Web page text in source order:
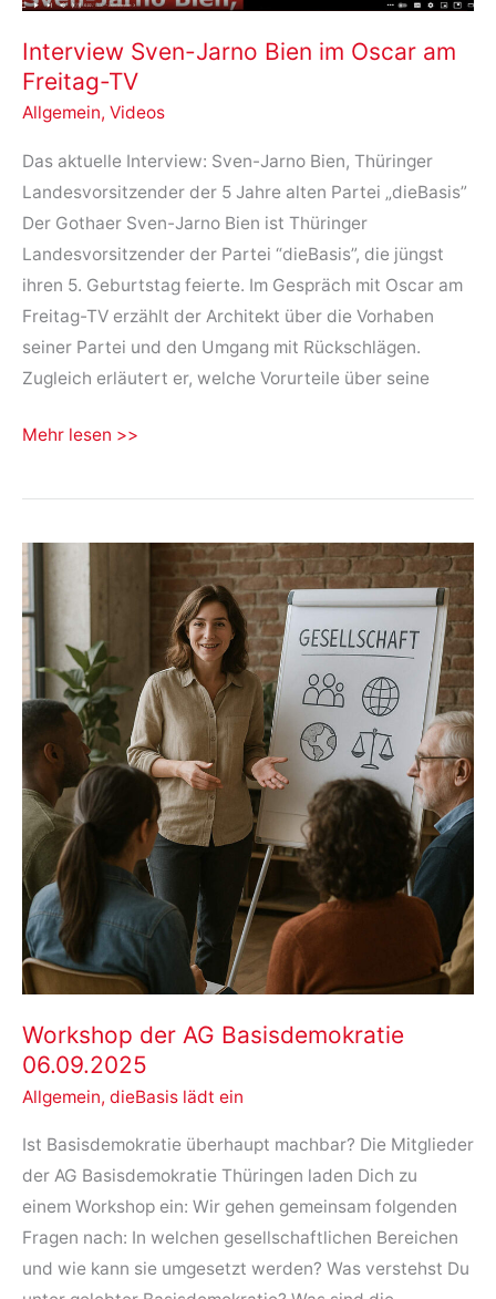
Interview Sven-Jarno Bien im Oscar am
Freitag-TV
Allgemein, Videos
Das aktuelle Interview: Sven-Jarno Bien, Thüringer
Landesvorsitzender der 5 Jahre alten Partei „dieBasis”
Der Gothaer Sven-Jarno Bien ist Thüringer
Landesvorsitzender der Partei “dieBasis”, die jüngst
ihren 5. Geburtstag feierte. Im Gespräch mit Oscar am
Freitag-TV erzählt der Architekt über die Vorhaben
seiner Partei und den Umgang mit Rückschlägen.
Zugleich erläutert er, welche Vorurteile über seine
Interview
Jarno
im
Oscar
am
Freitag-
TV
Mehr lesen >>
Workshop der AG Basisdemokratie
06.09.2025
Allgemein, dieBasis lädt ein
Ist Basisdemokratie überhaupt machbar? Die Mitglieder
der AG Basisdemokratie Thüringen laden Dich zu
einem Workshop ein: Wir gehen gemeinsam folgenden
Fragen nach: In welchen gesellschaftlichen Bereichen
und wie kann sie umgesetzt werden? Was verstehst Du